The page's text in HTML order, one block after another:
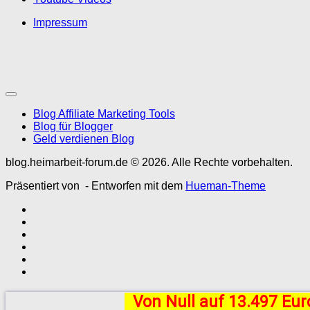
Impressum
Blog Affiliate Marketing Tools
Blog für Blogger
Geld verdienen Blog
blog.heimarbeit-forum.de © 2026. Alle Rechte vorbehalten.
Präsentiert von - Entworfen mit dem Hueman-Theme
Von Null auf 13.497